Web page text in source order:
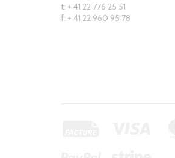
t: + 41 22 776 25 51
f: + 41 22 960 95 78